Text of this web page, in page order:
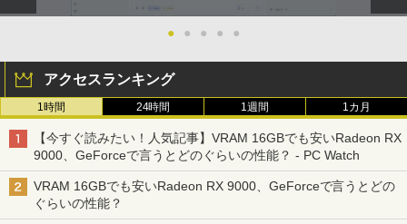
● ● ● ● ●
アクセスランキング
1時間 24時間 1週間 1カ月
【今すぐ読みたい！人気記事】VRAM 16GBでも安いRadeon RX
9000、GeForceで言うとどのぐらいの性能？ - PC Watch
VRAM 16GBでも安いRadeon RX 9000、GeForceで言うとどの
ぐらいの性能？